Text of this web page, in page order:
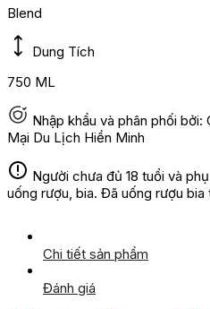
Blend
Dung Tích
750 ML
Nhập khẩu và phân phối
Mại Du Lịch Hiền Minh
Người chưa đủ 18 tuổi và
uống rượu, bia. Đã uống rượu bia
Chi tiết sản phẩm
Đánh giá